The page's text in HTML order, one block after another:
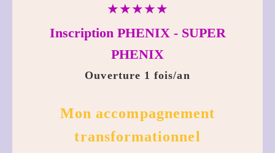
★★★★★
Inscription PHENIX - SUPER
PHENIX
Ouverture 1 fois/an
Mon accompagnement
transformationnel